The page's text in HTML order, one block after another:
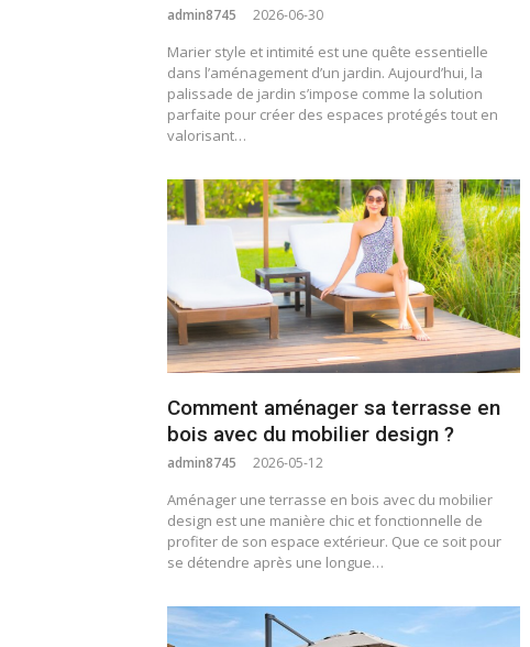
admin8745 2026-06-30
Marier style et intimité est une quête essentielle
dans l’aménagement d’un jardin. Aujourd’hui, la
palissade de jardin s’impose comme la solution
parfaite pour créer des espaces protégés tout en
valorisant…
Comment aménager sa terrasse en
bois avec du mobilier design ?
admin8745 2026-05-12
Aménager une terrasse en bois avec du mobilier
design est une manière chic et fonctionnelle de
profiter de son espace extérieur. Que ce soit pour
se détendre après une longue…